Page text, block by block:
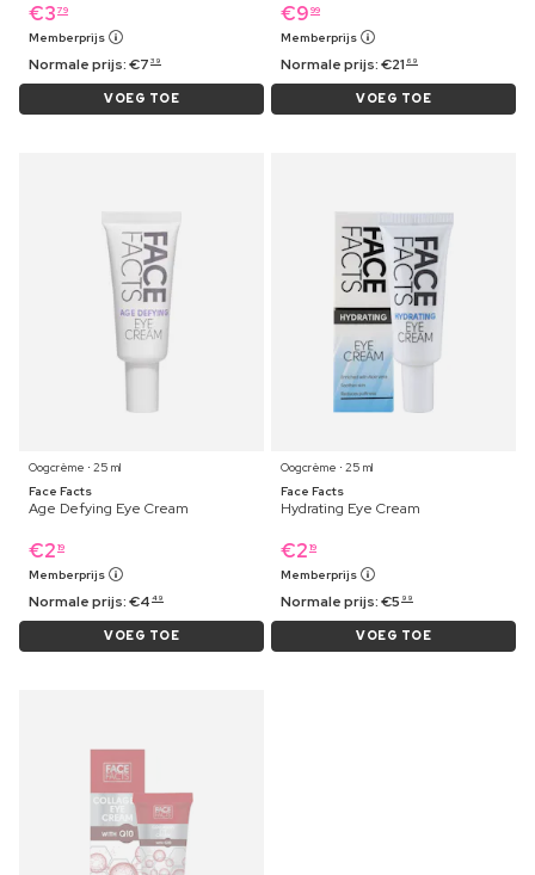
€3 79
Memberprijs
Normale prijs:€7 39
VOEG TOE
€9 99
Memberprijs
Normale prijs:€21 69
VOEG TOE
Oogcrème ⋅ 25 ml
Face Facts
Age Defying Eye Cream
€2 19
Memberprijs
Normale prijs:€4 49
VOEG TOE
Oogcrème ⋅ 25 ml
Face Facts
Hydrating Eye Cream
€2 19
Memberprijs
Normale prijs:€5 99
VOEG TOE